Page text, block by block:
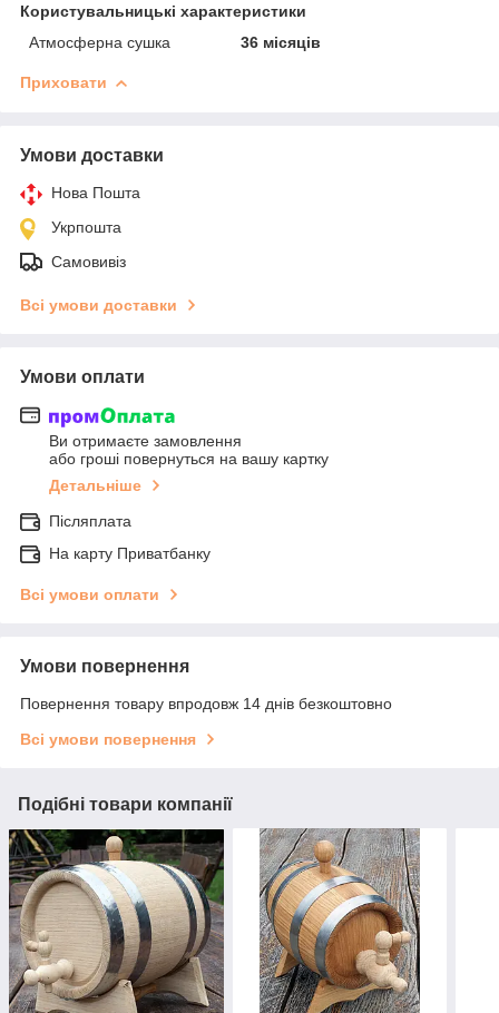
Користувальницькі характеристики
Атмосферна сушка
36 місяців
Приховати
Умови доставки
Нова Пошта
Укрпошта
Самовивіз
Всі умови доставки
Умови оплати
Ви отримаєте замовлення
або гроші повернуться на вашу картку
Детальніше
Післяплата
На карту Приватбанку
Всі умови оплати
Умови повернення
Повернення товару впродовж 14 днів безкоштовно
Всі умови повернення
Подібні товари компанії